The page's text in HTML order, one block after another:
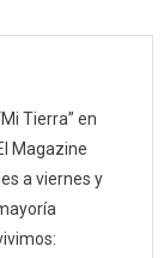
Tierra” en
Magazine
a viernes y